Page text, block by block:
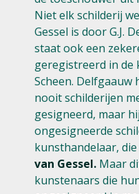
Niet elk schilderij
Gessel is door G.J.
staat ook een
geregistreerd in de
Scheen.
nooit schilderijen
gesigneerd, maar
ongesigneerde
kunsthandelaar,
van Gessel. Maar
kunstenaars die